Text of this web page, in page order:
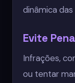
dinâmica
Evite
Infrações,
ou tentar